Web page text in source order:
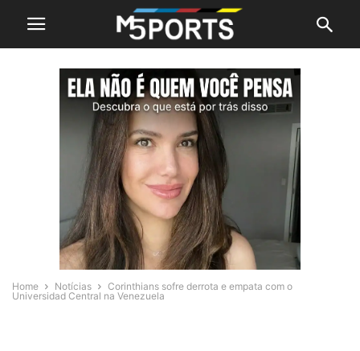
Home Notícias
Corinthians sofre derrota e empata com o
Universidad Central na Venezuela